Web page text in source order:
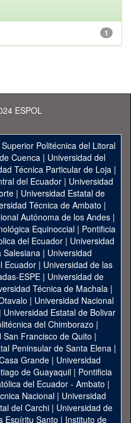
1
ESPOL
Politécnica del Litoral
Cuenca| Universidad del
Técnica Particular de Loja|
del Ecuador| Universidad
| Universidad Estatal de
Técnica de Ambato |
Autónoma de los Andes|
Equinoccial| Pontificia
del Ecuador | Universidad
Salesiana | Universidad
Ecuador | Universidad de las
ESPE | Universidad de
Técnica de Machala|
| Universidad Nacional
| Universidad Estatal de Bolivar
del Chimborazo |
San Francisco de Quito |
Peninsular de Santa Elena|
Grande | Universidad
de Guayaquil| Pontificia
del Ecuador - Ambato |
Nacional| Universidad
del Carchi| Universidad de
Espíritu Santo | Instituto de